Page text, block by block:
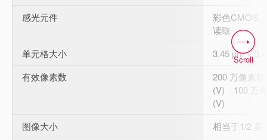
感光元件
彩色CMOS
读取
单元格大小
3.45 µm ×
有效像素数
200 万像素
(V) 100 万
(V)
图像大小
相当于1/2 英
Scroll